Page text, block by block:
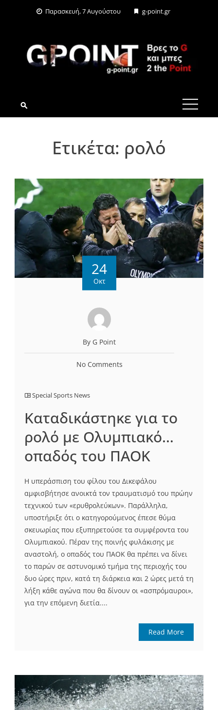
Παρασκευή, 7 Αυγούστου g-point.gr
G-POINT.GR
Ετικέτα: ρολό
24
Οκτ
By G Point
No Comments
Special Sports News
Καταδικάστηκε για το
ρολό με Ολυμπιακό…
οπαδός του ΠΑΟΚ
Η υπεράσπιση του φίλου του Δικεφάλου
αμφισβήτησε ανοικτά τον τραυματισμό του πρώην
τεχνικού των «ερυθρολεύκων». Παράλληλα,
υποστήριξε ότι ο κατηγορούμενος έπεσε θύμα
σκευωρίας που εξυπηρετούσε τα συμφέροντα του
Ολυμπιακού. Πέραν της ποινής φυλάκισης με
αναστολή, ο οπαδός του ΠΑΟΚ θα πρέπει να δίνει
το παρών σε αστυνομικό τμήμα της περιοχής του
δυο ώρες πριν, κατά τη διάρκεια και 2 ώρες μετά τη
λήξη κάθε αγώνα που θα δίνουν οι «ασπρόμαυροι»,
για την επόμενη διετία....
Read More